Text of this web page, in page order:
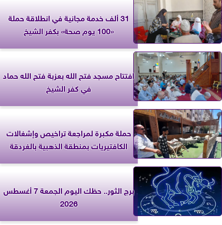
31 ألف خدمة مجانية في انطلاقة حملة
«100 يوم صحة» بكفر الشيخ
افتتاح مسجد فتح الله بعزبة فتح الله حماد
في كفر الشيخ
حملة مكبرة لمراجعة تراخيص وإشغالات
الكافتيريات بمنطقة الذهبية بالغردقة
برج الثور.. حظك اليوم الجمعة 7 أغسطس
2026